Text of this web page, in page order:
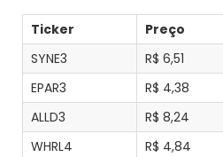
Ticker Preço
SYNE3
R$ 6,51
EPAR3
R$ 4,38
ALLD3
R$ 8,24
WHRL4
R$ 4,84